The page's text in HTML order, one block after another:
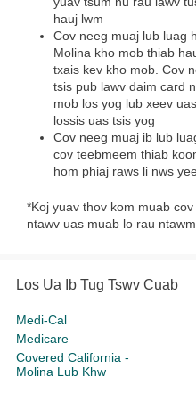
hauj lwm
Cov neeg muaj lub luag
Molina kho mob thiab
txais kev kho mob. Cov
tsis pub lawv daim card
mob los yog lub xeev
lossis uas tsis yog
Cov neeg muaj ib lub
cov teebmeem thiab
hom phiaj raws li nws
*Koj yuav thov kom muab
ntawv uas muab lo rau
Los Ua Ib Tug Tswv Cuab
Medi-Cal
Medicare
Covered California -
Molina Lub Khw